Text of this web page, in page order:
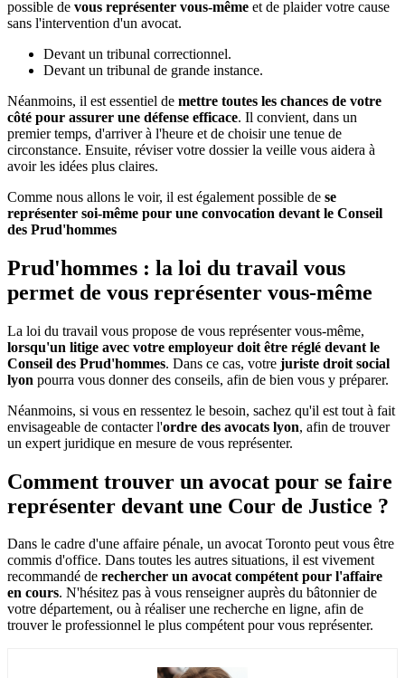
possible de vous représenter vous-même et de plaider votre cause
sans l'intervention d'un avocat.
Devant un tribunal correctionnel.
Devant un tribunal de grande instance.
Néanmoins, il est essentiel de mettre toutes les chances de votre
côté pour assurer une défense efficace. Il convient, dans un
premier temps, d'arriver à l'heure et de choisir une tenue de
circonstance. Ensuite, réviser votre dossier la veille vous aidera à
avoir les idées plus claires.
Comme nous allons le voir, il est également possible de se
représenter soi-même pour une convocation devant le Conseil
des Prud'hommes
Prud'hommes : la loi du travail vous
permet de vous représenter vous-même
La loi du travail vous propose de vous représenter vous-même,
lorsqu'un litige avec votre employeur doit être réglé devant le
Conseil des Prud'hommes. Dans ce cas, votre juriste droit social
lyon pourra vous donner des conseils, afin de bien vous y préparer.
Néanmoins, si vous en ressentez le besoin, sachez qu'il est tout à fait
envisageable de contacter l'ordre des avocats lyon, afin de trouver
un expert juridique en mesure de vous représenter.
Comment trouver un avocat pour se faire
représenter devant une Cour de Justice ?
Dans le cadre d'une affaire pénale, un avocat Toronto peut vous être
commis d'office. Dans toutes les autres situations, il est vivement
recommandé de rechercher un avocat compétent pour l'affaire
en cours. N'hésitez pas à vous renseigner auprès du bâtonnier de
votre département, ou à réaliser une recherche en ligne, afin de
trouver le professionnel le plus compétent pour vous représenter.